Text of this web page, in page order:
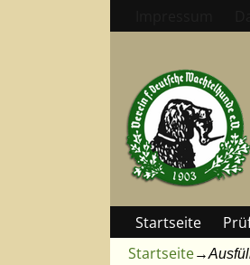
Startseite
Startseite→